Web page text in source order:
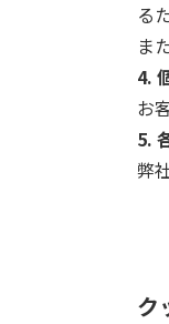
る
ま
4.
お
5.
弊
ク